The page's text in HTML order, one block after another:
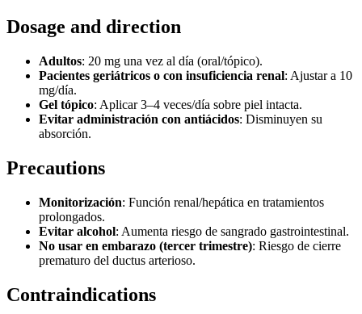
Dosage and direction
Adultos: 20 mg una vez al día (oral/tópico).
Pacientes geriátricos o con insuficiencia renal: Ajustar a 10
mg/día.
Gel tópico: Aplicar 3–4 veces/día sobre piel intacta.
Evitar administración con antiácidos: Disminuyen su
absorción.
Precautions
Monitorización: Función renal/hepática en tratamientos
prolongados.
Evitar alcohol: Aumenta riesgo de sangrado gastrointestinal.
No usar en embarazo (tercer trimestre): Riesgo de cierre
prematuro del ductus arterioso.
Contraindications